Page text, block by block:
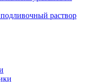
раствор